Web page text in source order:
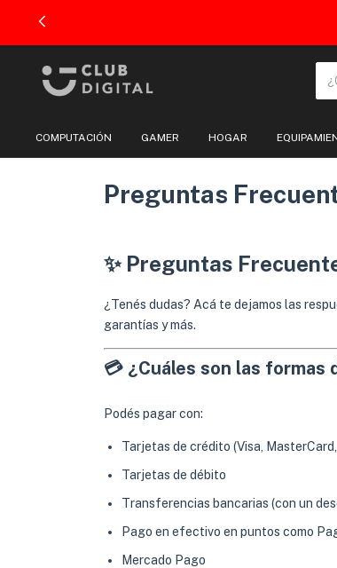
COMPUTACIÓN GAMER HOGAR
Preguntas
✨ Preguntas
¿Tenés dudas? Acá te dejamos las
garantías y más.
💳 ¿Cuáles son las formas
Podés pagar con:
Tarjetas de crédito (Visa,
Tarjetas de débito
Transferencias bancarias (con un
Pago en efectivo en puntos como
Mercado Pago